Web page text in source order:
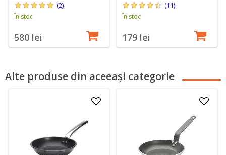
(2)
În stoc
580 lei
(11)
În stoc
179 lei
Alte produse din aceeași categorie